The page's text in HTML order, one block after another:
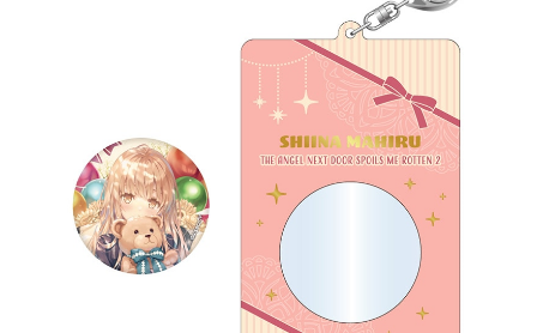
薬屋のひとりごと 夏の園遊会2026
アニメ『僕のヒーローアカデミア』10周年
ハイキュー!!ジャージ＆ユニフォーム